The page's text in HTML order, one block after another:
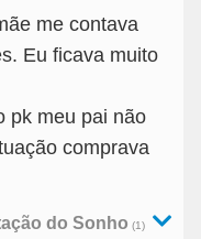
me contava
Eu ficava muito
pk meu pai não
comprava
do Sonho (1)